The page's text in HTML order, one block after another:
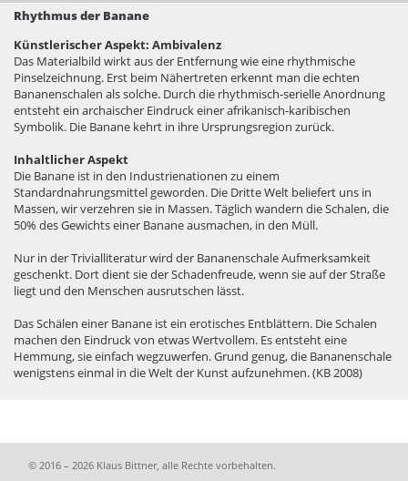
Rhythmus der Banane
Künstlerischer Aspekt: Ambivalenz
Das Materialbild wirkt aus der Entfernung wie eine rhythmische
Pinselzeichnung. Erst beim Nähertreten erkennt man die echten
Bananenschalen als solche. Durch die rhythmisch-serielle Anordnung
entsteht ein archaischer Eindruck einer afrikanisch-karibischen
Symbolik. Die Banane kehrt in ihre Ursprungsregion zurück.
Inhaltlicher Aspekt
Die Banane ist in den Industrienationen zu einem
Standardnahrungsmittel geworden. Die Dritte Welt beliefert uns in
Massen, wir verzehren sie in Massen. Täglich wandern die Schalen, die
50% des Gewichts einer Banane ausmachen, in den Müll.
Nur in der Trivialliteratur wird der Bananenschale Aufmerksamkeit
geschenkt. Dort dient sie der Schadenfreude, wenn sie auf der Straße
liegt und den Menschen ausrutschen lässt.
Das Schälen einer Banane ist ein erotisches Entblättern. Die Schalen
machen den Eindruck von etwas Wertvollem. Es entsteht eine
Hemmung, sie einfach wegzuwerfen. Grund genug, die Bananenschale
wenigstens einmal in die Welt der Kunst aufzunehmen. (KB 2008)
© 2016 – 2026 Klaus Bittner, alle Rechte vorbehalten.